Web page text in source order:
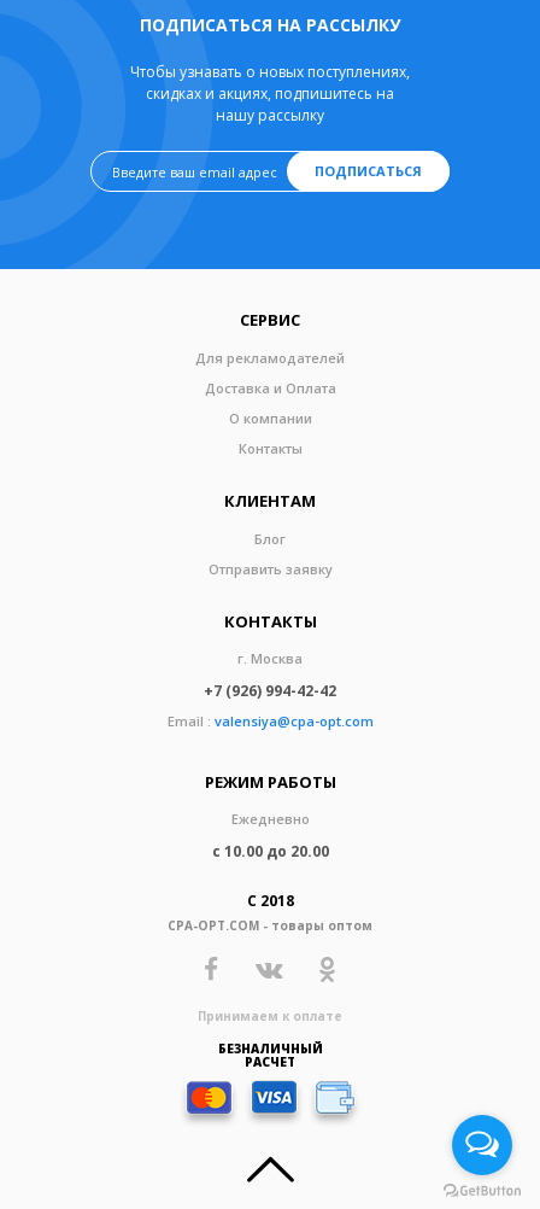
ПОДПИСАТЬСЯ НА РАССЫЛКУ
Чтобы узнавать о новых поступлениях,
скидках и акциях, подпишитесь на
нашу рассылку
ПОДПИСАТЬСЯ
СЕРВИС
Для рекламодателей
Доставка и Оплата
О компании
Контакты
КЛИЕНТАМ
Блог
Отправить заявку
КОНТАКТЫ
г. Москва
+7 (926) 994-42-42
Email : valensiya@cpa-opt.com
РЕЖИМ РАБОТЫ
Ежедневно
с 10.00 до 20.00
С 2018
CPA-OPT.COM - товары оптом
Принимаем к оплате
БЕЗНАЛИЧНЫЙ
РАСЧЕТ